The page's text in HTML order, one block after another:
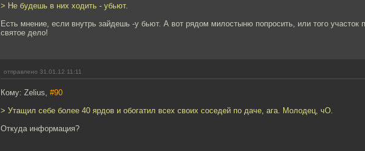
> Не будешь в них ходить - убьют.
Есть мнение, если внутрь зайдешь -у бьют. А вот рядом милостыню попросить, или того участок
святое дело!
отправлено 31.01.12 11:11
Кому: Zelius, #90
> Утащил себе более 40 ярдов и обогатил всех своих соседей по даче, ага. Молодец, чО.
Откуда информация?